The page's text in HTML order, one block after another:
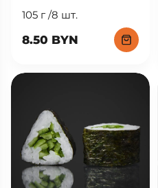
105 г /8 шт.
8.50 BYN